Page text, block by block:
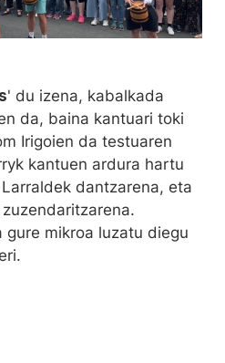
' du izena, kabalkada
da, baina kantuari toki
Irigoien da testuaren
kantuen ardura hartu
dantzarena, eta
gure mikroa luzatu diegu